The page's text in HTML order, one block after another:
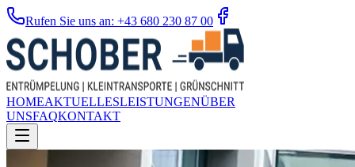
Rufen Sie uns an: +43 680 230 87 00
HOMEAKTUELLESLEISTUNGENÜBER
UNSFAQKONTAKT